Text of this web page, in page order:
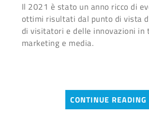
Il 2021 è stato un anno ricco di
ottimi risultati dal punto di vista
di visitatori e delle innovazioni in
marketing e media.
CONTINUE READING